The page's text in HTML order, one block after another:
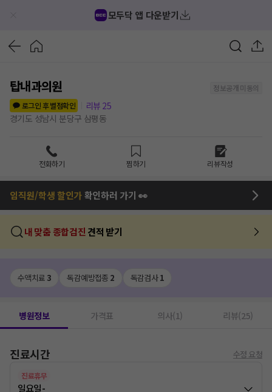
모두닥 앱 다운받기
탑내과의원
정보공개 미동의
로그인 후 별점확인
리뷰 25
경기도 성남시 분당구 삼평동
전화하기 찜하기 리뷰작성
임직원/학생 할인가확인하러 가기 👀
내 맞춤 종합검진 견적 받기
수액치료3 독감예방접종 2 독감검사1
병원정보 가격표 의사(1) 리뷰(25)
진료시간 수정 요청
진료휴무
일요일-